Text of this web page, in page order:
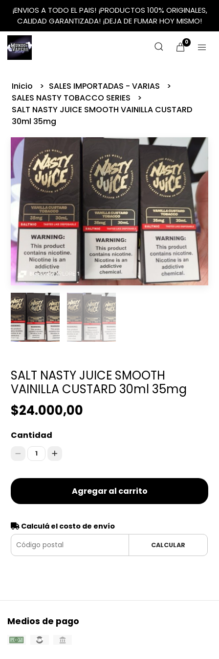
¡ENVIOS A TODO EL PAIS! ¡PRODUCTOS 100% ORIGINALES,
CALIDAD GARANTIZADA! ¡DEJA DE FUMAR HOY MISMO!
0
Inicio
SALES IMPORTADAS - VARIAS
SALES NASTY TOBACCO SERIES
SALT NASTY JUICE SMOOTH VAINILLA CUSTARD
30ml 35mg
SALT NASTY JUICE SMOOTH
VAINILLA CUSTARD 30ml 35mg
$24.000,00
Cantidad
1
Agregar al carrito
Calculá el costo de envío
CALCULAR
Medios de pago